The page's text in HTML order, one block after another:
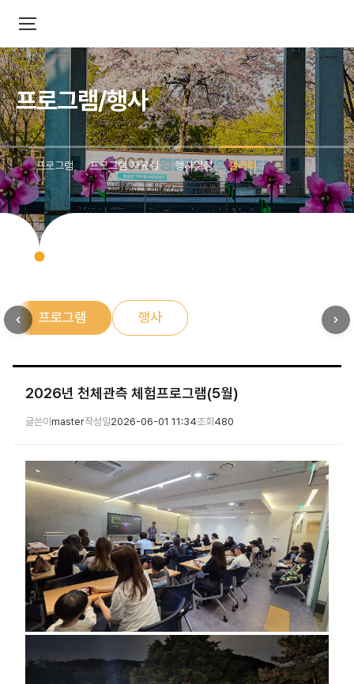
프로그램 프로그램 자료실 행사일정 갤러리
프로그램/행사
프로그램 행사
2026년 천체관측 체험프로그램(5월)
글쓴이 master작성일2026-06-01 11:34조회 480